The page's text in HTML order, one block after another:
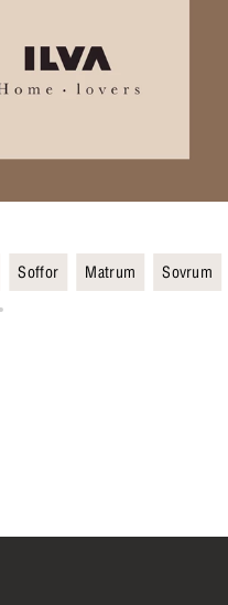
Soffor Matrum Sovrum